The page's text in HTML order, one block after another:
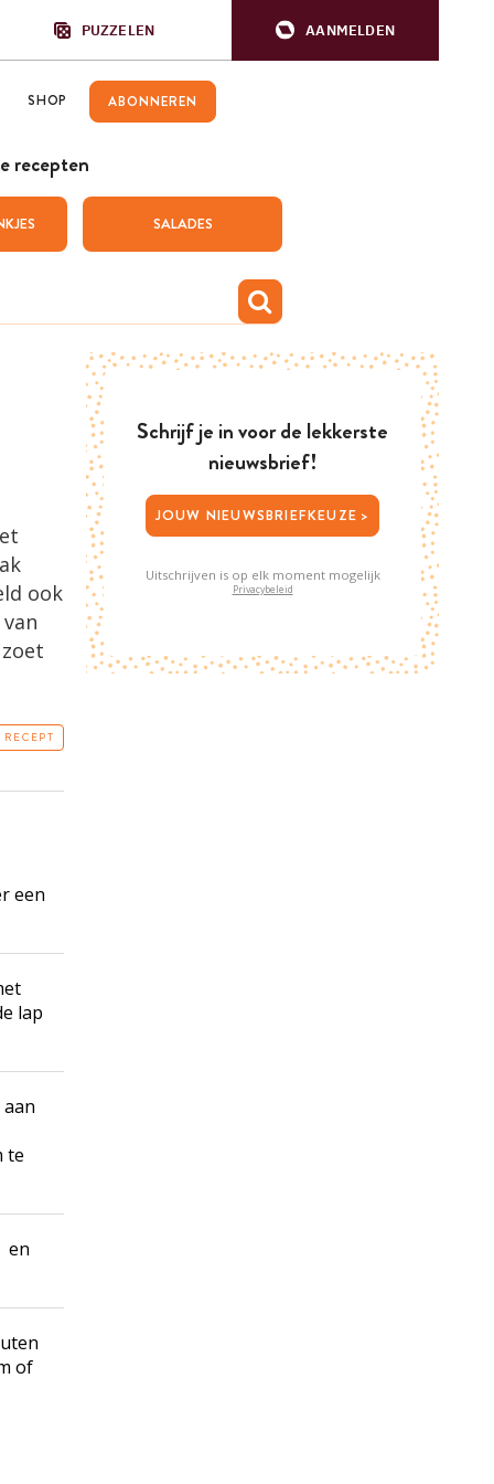
PUZZELEN AANMELDEN
SHOP ABONNEREN
recepten
SALADES
ook
een
lap
te
en
of
Schrijf je in voor de lekkerste
nieuwsbrief!
JOUW NIEUWSBRIEFKEUZE >
Uitschrijven is op elk moment mogelijk
Privacybeleid